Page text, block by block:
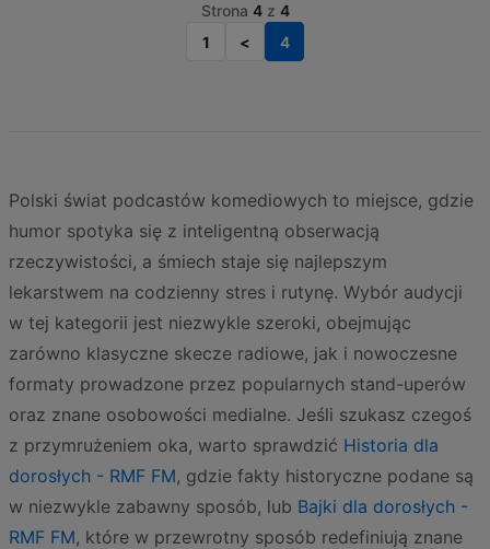
Strona 4z 4
1
< 4
Polski świat podcastów komediowych to miejsce, gdzie
humor spotyka się z inteligentną obserwacją
rzeczywistości, a śmiech staje się najlepszym
lekarstwem na codzienny stres i rutynę. Wybór audycji
w tej kategorii jest niezwykle szeroki, obejmując
zarówno klasyczne skecze radiowe, jak i nowoczesne
formaty prowadzone przez popularnych stand-uperów
oraz znane osobowości medialne. Jeśli szukasz czegoś
z przymrużeniem oka, warto sprawdzić Historia dla
dorosłych - RMF FM, gdzie fakty historyczne podane są
w niezwykle zabawny sposób, lub Bajki dla dorosłych -
RMF FM, które w przewrotny sposób redefiniują znane